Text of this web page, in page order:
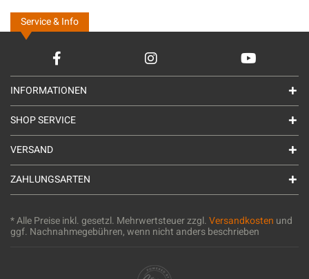
Service & Info
INFORMATIONEN
SHOP SERVICE
VERSAND
ZAHLUNGSARTEN
* Alle Preise inkl. gesetzl. Mehrwertsteuer zzgl.Versandkosten und
ggf. Nachnahmegebühren, wenn nicht anders beschrieben